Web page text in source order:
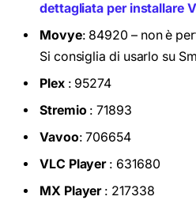
dettagliata per installare
Movye: 84920 – non è
Si consiglia di usarlo su
Plex : 95274
Stremio: 71893
Vavoo: 706654
VLC Player: 631680
MX Player: 217338